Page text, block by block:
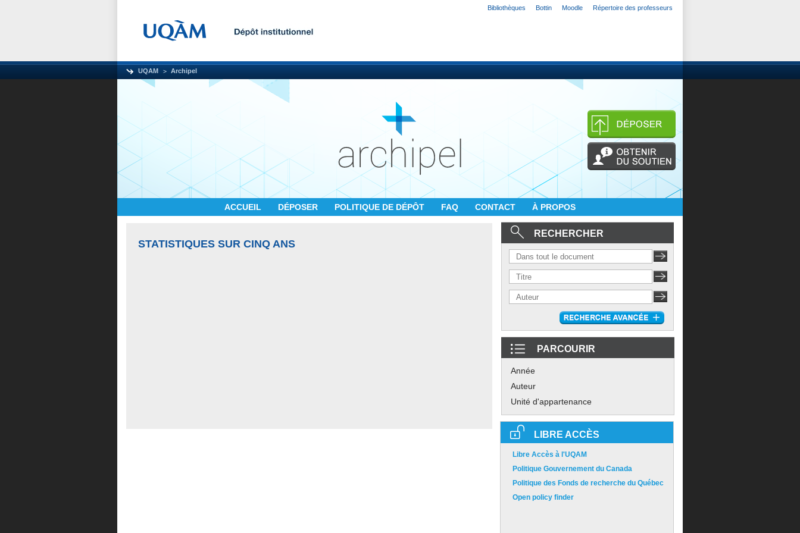
Bibliothèques Bottin Moodle Répertoire des professeurs
UQAM Archipel
ACCUEIL DÉPOSER POLITIQUE DE DÉPÔT FAQ CONTACT À PROPOS
STATISTIQUES SUR CINQ ANS
RECHERCHER
PARCOURIR
Année
Auteur
Unité d'appartenance
LIBRE ACCÈS
Libre Accès à l'UQAM
Politique Gouvernement du Canada
Politique des Fonds de recherche du Québec
Open policy finder